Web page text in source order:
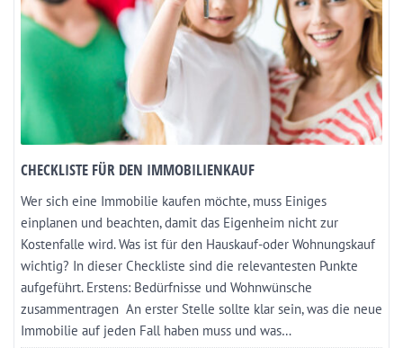
CHECKLISTE FÜR DEN IMMOBILIENKAUF
Wer sich eine Immobilie kaufen möchte, muss Einiges
einplanen und beachten, damit das Eigenheim nicht zur
Kostenfalle wird. Was ist für den Hauskauf-oder Wohnungskauf
wichtig? In dieser Checkliste sind die relevantesten Punkte
aufgeführt. Erstens: Bedürfnisse und Wohnwünsche
zusammentragen An erster Stelle sollte klar sein, was die neue
Immobilie auf jeden Fall haben muss und was…